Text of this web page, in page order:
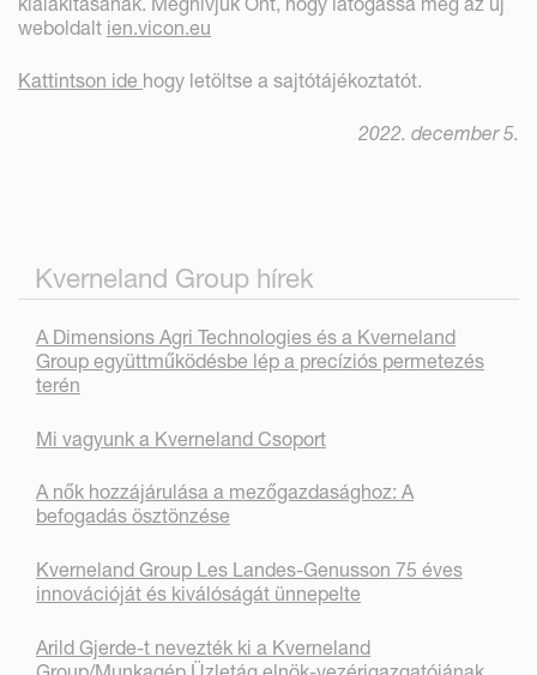
weboldalt ien.vicon.eu
Kattintson ide hogy letöltse a sajtótájékoztatót.
2022. december 5.
Kverneland Group hírek
A Dimensions Agri Technologies és a Kverneland
Group együttműködésbe lép a precíziós permetezés
terén
Mi vagyunk a Kverneland Csoport
A nők hozzájárulása a mezőgazdasághoz: A
befogadás ösztönzése
Kverneland Group Les Landes-Genusson 75 éves
innovációját és kiválóságát ünnepelte
Arild Gjerde-t nevezték ki a Kverneland